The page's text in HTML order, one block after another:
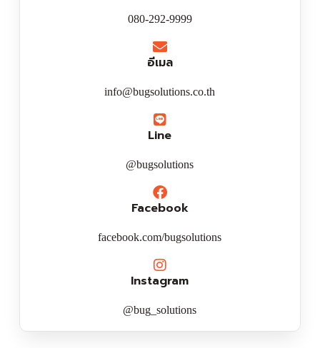
080-292-9999
อีเมล
info@bugsolutions.co.th
Line
@bugsolutions
Facebook
facebook.com/bugsolutions
Instagram
@bug_solutions